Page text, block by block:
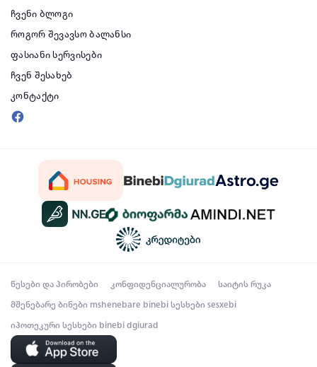
ჩვენი ბლოგი
როგორ შევავსო ბალანსი
ფასიანი სერვისები
ჩვენ შესახებ
კონტაქტი
წესები და პირობები კონფიდენციალურობა საიტის რუკა
მშენებარე ბინები mshenebare binebi სესხები sesxebi
იპოთეკური სესხები binebi dgiurad